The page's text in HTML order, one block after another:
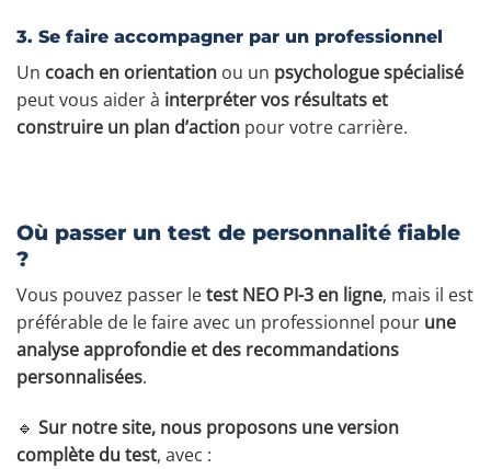
3. Se faire accompagner par un professionnel
Un coach en orientation ou un psychologue spécialisé
peut vous aider à interpréter vos résultats et
construire un plan d’action pour votre carrière.
Où passer un test de personnalité fiable
?
Vous pouvez passer letest NEO PI-3 en ligne, mais il est
préférable de le faire avec un professionnel pour une
analyse approfondie et des recommandations
personnalisées.
🔹 Sur notre site, nous proposons une version
complète du test, avec :